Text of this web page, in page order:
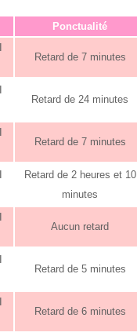
Ponctualité
Retard de 7 minutes
Retard de 24 minutes
Retard de 7 minutes
Retard de 2 heures et 10
minutes
Aucun retard
Retard de 5 minutes
Retard de 6 minutes